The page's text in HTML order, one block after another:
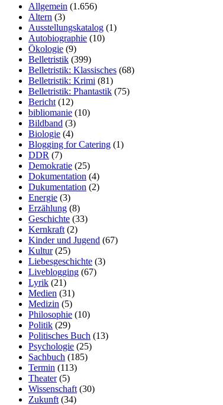
Allgemein (1.656)
Altern (3)
Ausstellungskatalog (1)
Autobiographie (10)
Ökologie (9)
Belletristik (399)
Belletristik: Klassisches (68)
Belletristik: Krimi (81)
Belletristik: Phantastik (75)
Bericht (12)
bibliomanie (10)
Bildband (3)
Biologie (4)
Blogging for Catering (1)
DDR (7)
Demokratie (25)
Dokumentation (4)
Dukumentation (2)
Energie (3)
Erzählung (8)
Geschichte (33)
Kernkraft (2)
Kinder und Jugend (67)
Kultur(25)
Liebesgeschichte (3)
Liveblogging (67)
Lyrik (21)
Medien (31)
Medizin (5)
Philosophie (10)
Politik (29)
Politisches Buch (13)
Psychologie (25)
Sachbuch (185)
Termin (113)
Theater(5)
Wissenschaft (30)
Zukunft (34)